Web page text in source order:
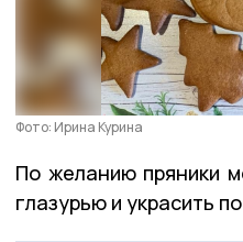
Фото: Ирина Курина
По желанию пряники
глазурью и украсить